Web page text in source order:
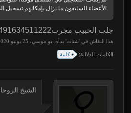
الأعضاء السابقون ما يزال بإمكانهم تسجيل
جلب الحبيب مجرب00491634511222
هذا النقاش في 'شتات' بدأه ابو موسي،
الكلمات الدلالية: كلمة
الشيخ الروحاني